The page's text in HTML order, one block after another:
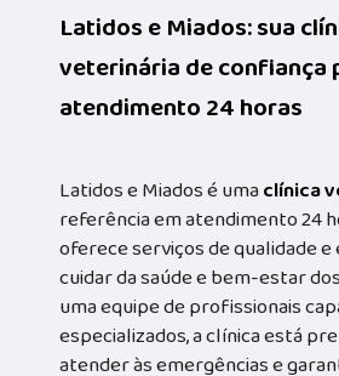
Latidos e Miados: sua
veterinária de confiança
atendimento 24 horas
Latidos e Miados é umaclínica
referência em atendimento 24
oferece serviços de qualidade e
cuidar da saúde e bem-estar
uma equipe de profissionais
especializados, a clínica está
atender às emergências e